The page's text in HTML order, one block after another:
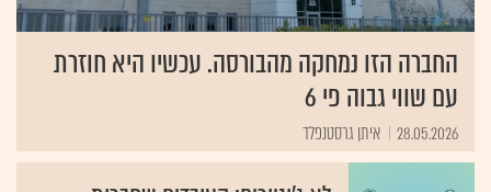
החברה הזו נמחקה מהבורסה. עכשיו היא חוזרת
עם שווי גבוה פי 6
28.05.2026 איתן גרסטנפלד